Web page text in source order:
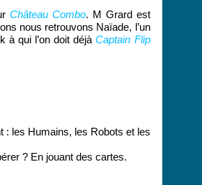
Château Combo. M Grard est
nous retrouvons Naïade, l’un
à qui l’on doit déjàCaptain Flip
: les Humains, les Robots et les
? En jouant des cartes.